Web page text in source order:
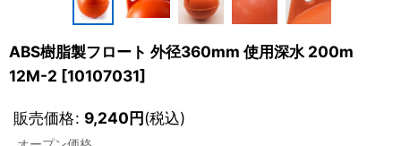
ABS樹脂製フロート 外径360mm 使用深水 200m
12M-2 [10107031]
販売価格: 9,240円(税込)